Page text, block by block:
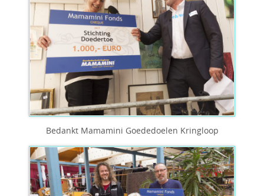
Bedankt Mamamini Goededoelen Kringloop